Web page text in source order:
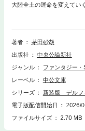
大陸全土の運命を変えてい
いた男を救ったのは、体格
た。やがて「獅子王」と呼
ととなる少女。二人の孤独
まる……！唯一無二の魅力
第Ⅰ部 放浪の戦士１～４合
著者
茅田砂胡
出版社
中央公論新社
ジャンル
ファンタジー・
レーベル
中公文庫
シリーズ
新装版 デルフ
電子版配信開始日
2026/
ファイルサイズ
2.70 MB